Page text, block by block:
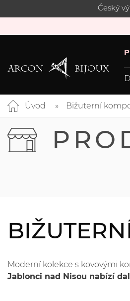
Český
Úvod Bižuterní
Moderní kolekce s kovovými
Jablonci nad Nisou nabízí